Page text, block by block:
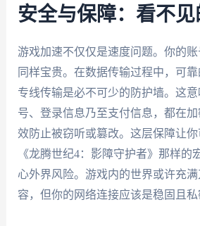
安全与保障：看不
游戏加速不仅仅是速度问题。你的
同样宝贵。在数据传输过程中，可
专线传输是必不可少的防护墙。这
号、登录信息乃至支付信息，都在
效防止被窃听或篡改。这层保障让
《龙腾世纪4：影障守护者》那样的
心外界风险。游戏内的世界或许充
容，但你的网络连接应该是稳固且私